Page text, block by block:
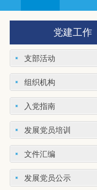
党建工作
支部活动
组织机构
入党指南
发展党员培训
文件汇编
发展党员公示